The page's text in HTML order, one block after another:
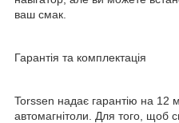
ваш смак.
Гарантія та комплектація
Torssen надає гарантію на 12
автомагнітоли. Для того, щоб